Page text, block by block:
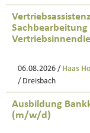
Sachbearbeitung
06.08.2026 / Haas
/ Dreisbach
Ausbildung
(m/w/d)